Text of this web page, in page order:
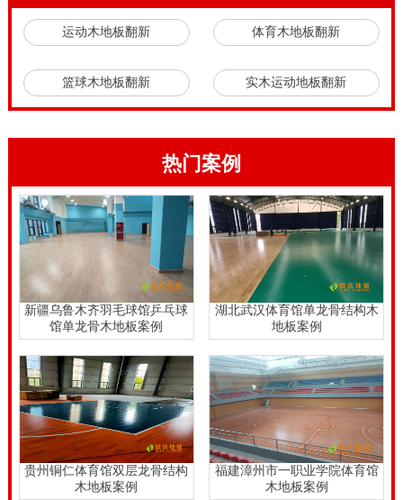
层主要起着稳定运动木地板环境的作用。运动木地板稳
定层材料可以是松木，杉木等实木，也可以是压缩人工
板，铺装标准是14mm(±1)厚夹层板，顺球场地线方向呈
90°直铺，固定于龙骨上。柞木体育场木地板翻新要点。
民收入不断提高，居民生活水平稳步提升，居民生活娱
育”时代。作为体育产业发展重心的体育场馆业也顺势
得以快速发展。营造体育场馆地面空间的体育木地板行
业也水涨般高，市场前景。
运动木地板翻新 体育木地板翻新
篮球木地板翻新 实木运动地板翻新
热门案例
新疆乌鲁木齐羽毛球馆乒乓球
馆单龙骨木地板案例
湖北武汉体育馆单龙骨结构木
地板案例
贵州铜仁体育馆双层龙骨结构
木地板案例
福建漳州市一职业学院体育馆
木地板案例